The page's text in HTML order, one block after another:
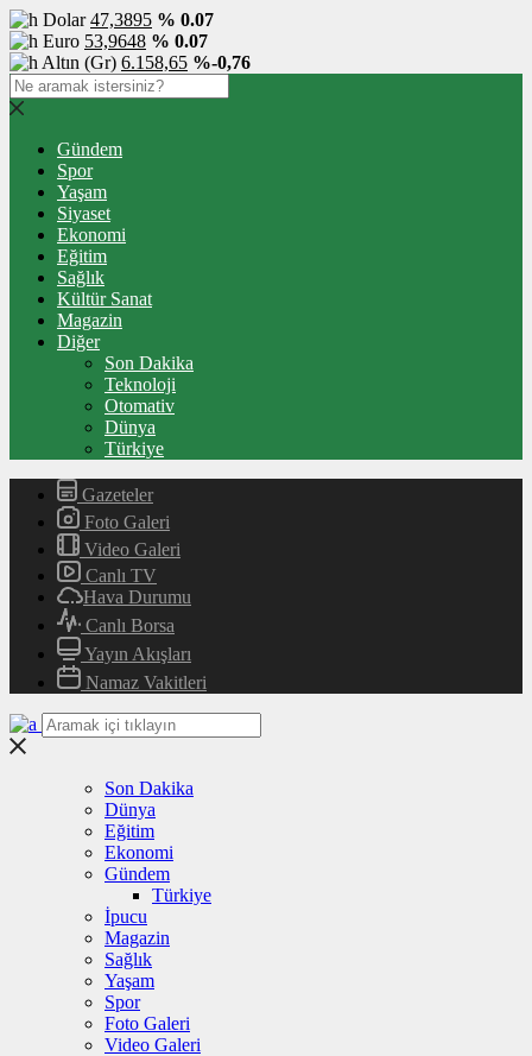
Dolar47,3895 % 0.07
Euro 53,9648 % 0.07
Altın (Gr) 6.158,65 %-0,76
Gündem
Spor
Yaşam
Siyaset
Ekonomi
Eğitim
Sağlık
Kültür Sanat
Magazin
Diğer
Son Dakika
Teknoloji
Otomativ
Dünya
Türkiye
Gazeteler
Foto Galeri
Video Galeri
Canlı TV
Hava Durumu
Canlı Borsa
Yayın Akışları
Namaz Vakitleri
Son Dakika
Dünya
Eğitim
Ekonomi
Gündem
Türkiye
İpucu
Magazin
Sağlık
Yaşam
Spor
Foto Galeri
Video Galeri